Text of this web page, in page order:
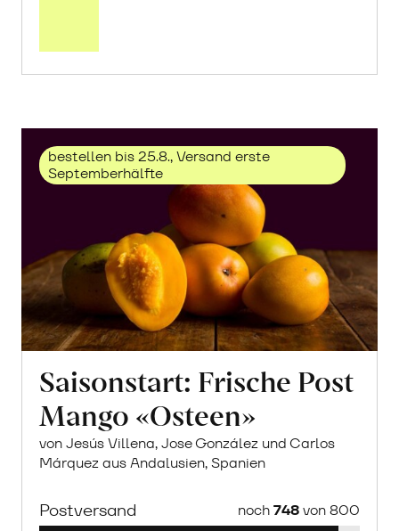
erfahren
bestellen bis 25.8., Versand erste
Septemberhälfte
Saisonstart: Frische Post
Mango «Osteen»
von Jesús Villena, Jose González und Carlos
Márquez aus Andalusien, Spanien
Postversand noch748von 800